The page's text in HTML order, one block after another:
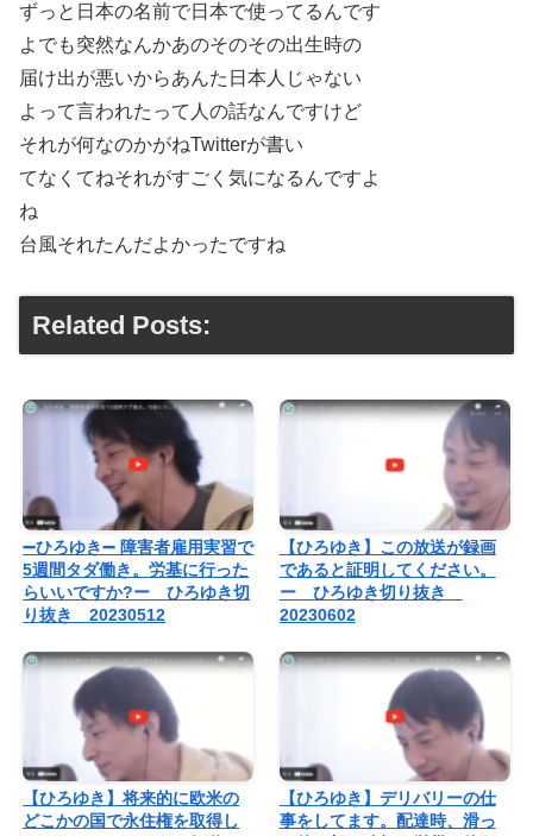
ずっと日本の名前で日本で使ってるんです
よでも突然なんかあのそのその出生時の
届け出が悪いからあんた日本人じゃない
よって言われたって人の話なんですけど
それが何なのかがねTwitterが書い
てなくてねそれがすごく気になるんですよ
ね
台風それたんだよかったですね
Related Posts:
➖ひろゆき➖ 障害者雇用実習で
5週間タダ働き。労基に行った
らいいですか?ー ひろゆき切
り抜き 20230512
【ひろゆき】この放送が録画
であると証明してください。
ー ひろゆき切り抜き
20230602
【ひろゆき】将来的に欧米の
どこかの国で永住権を取得し
【ひろゆき】デリバリーの仕
事をしてます。配達時、滑っ